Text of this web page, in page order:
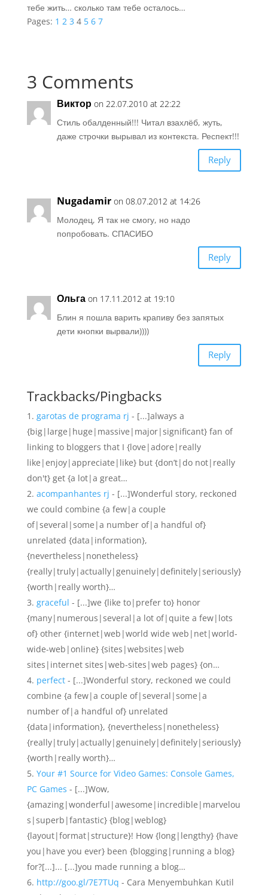
тебе жить… сколько там тебе осталось…
Pages: 1 2 3 4 5 6 7
3 Comments
Виктор on 22.07.2010 at 22:22
Стиль обалденный!!! Читал взахлёб, жуть,
даже строчки вырывал из контекста. Респект!!!
Reply
Nugadamir on 08.07.2012 at 14:26
Молодец, Я так не смогу, но надо
попробовать. СПАСИБО
Reply
Ольга on 17.11.2012 at 19:10
Блин я пошла варить крапиву без запятых
дети кнопки вырвали))))
Reply
Trackbacks/Pingbacks
garotas de programa rj - [...]always a
{big|large|huge|massive|major|significant} fan of
linking to bloggers that I {love|adore|really
like|enjoy|appreciate|like} but {don’t|do not|really
don't} get {a lot|a great…
acompanhantes rj - [...]Wonderful story, reckoned
we could combine {a few|a couple
of|several|some|a number of|a handful of}
unrelated {data|information},
{nevertheless|nonetheless}
{really|truly|actually|genuinely|definitely|seriously}
{worth|really worth}…
graceful - [...]we {like to|prefer to} honor
{many|numerous|several|a lot of|quite a few|lots
of} other {internet|web|world wide web|net|world-
wide-web|online} {sites|websites|web
sites|internet sites|web-sites|web pages} {on…
perfect- [...]Wonderful story, reckoned we could
combine {a few|a couple of|several|some|a
number of|a handful of} unrelated
{data|information}, {nevertheless|nonetheless}
{really|truly|actually|genuinely|definitely|seriously}
{worth|really worth}…
Your #1 Source for Video Games: Console Games,
PC Games - [...]Wow,
{amazing|wonderful|awesome|incredible|marvelou
s|superb|fantastic} {blog|weblog}
{layout|format|structure}! How {long|lengthy} {have
you|have you ever} been {blogging|running a blog}
for?[...]... [...]you made running a blog…
http://goo.gl/7E7TUq - Cara Menyembuhkan Kutil